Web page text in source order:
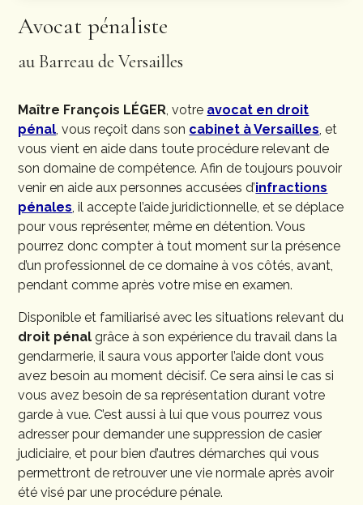
Avocat pénaliste
au Barreau de Versailles
Maître François LÉGER, votre avocat en droit
pénal, vous reçoit dans son cabinet à Versailles, et
vous vient en aide dans toute procédure relevant de
son domaine de compétence. Afin de toujours pouvoir
venir en aide aux personnes accusées d’infractions
pénales, il accepte l’aide juridictionnelle, et se déplace
pour vous représenter, même en détention. Vous
pourrez donc compter à tout moment sur la présence
d’un professionnel de ce domaine à vos côtés, avant,
pendant comme après votre mise en examen.
Disponible et familiarisé avec les situations relevant du
droit pénal grâce à son expérience du travail dans la
gendarmerie, il saura vous apporter l’aide dont vous
avez besoin au moment décisif. Ce sera ainsi le cas si
vous avez besoin de sa représentation durant votre
garde à vue. C’est aussi à lui que vous pourrez vous
adresser pour demander une suppression de casier
judiciaire, et pour bien d’autres démarches qui vous
permettront de retrouver une vie normale après avoir
été visé par une procédure pénale.